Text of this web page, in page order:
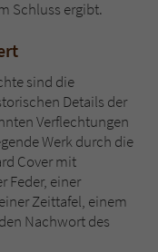
Schluss ergibt.
sind die
Details der
Verflechtungen
Werk durch die
Cover mit
Feder, einer
Zeittafel, einem
Nachwort des